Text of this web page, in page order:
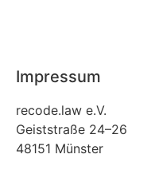
Impressum
recode.law e.V.
Geiststraße 24–26
48151 Münster